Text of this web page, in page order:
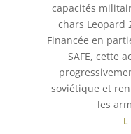
capacités
chars Leopard
Financée en
SAFE, cette
soviétique et
les